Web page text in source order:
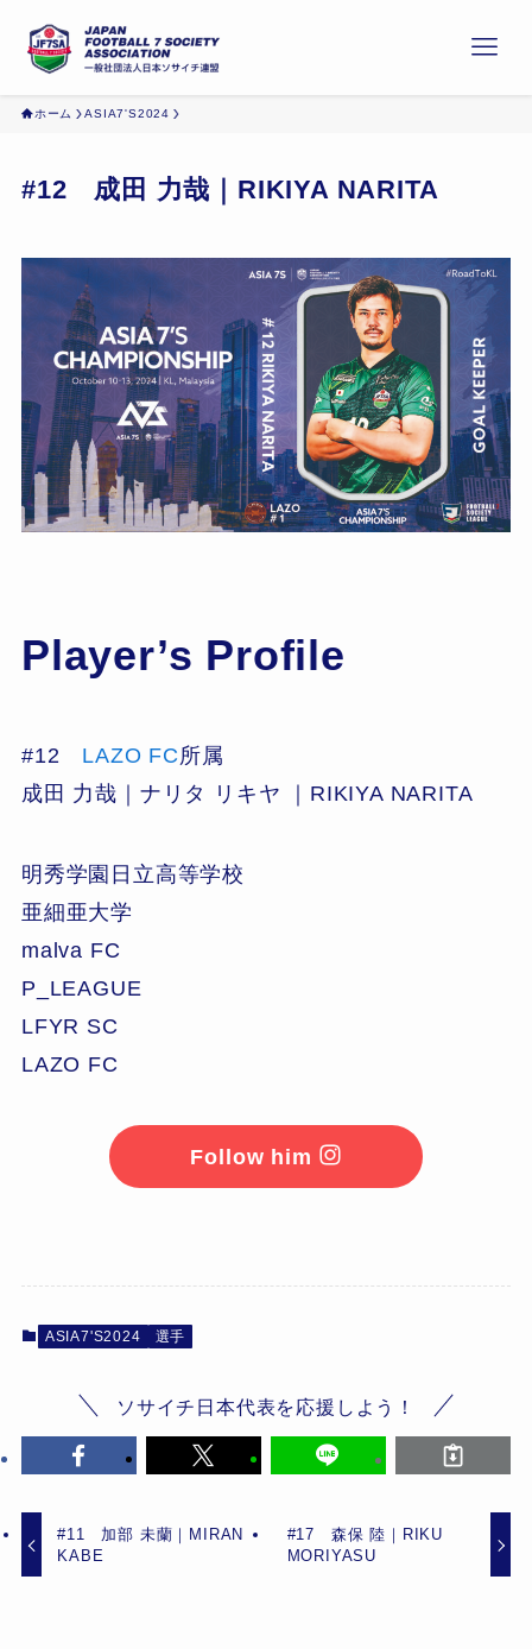
ホーム ASIA7'S2024
#12 成田 力哉｜RIKIYA NARITA
Player’s Profile
#12 LAZO FC 所属
成田 力哉｜ナリタ リキヤ ｜RIKIYA NARITA
明秀学園日立高等学校
亜細亜大学
malva FC
P_LEAGUE
LFYR SC
LAZO FC
Follow him
ASIA7'S2024 選手
ソサイチ日本代表を応援しよう！
#11 加部 未蘭｜MIRAN
KABE
#17 森保 陸｜RIKU
MORIYASU